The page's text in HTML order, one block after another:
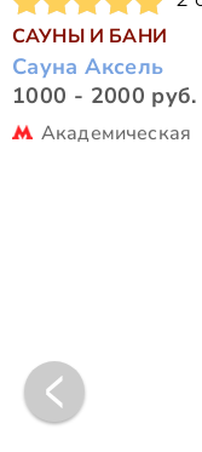
САУНЫ И БАНИ
Сауна Аксель
1000 - 2000 руб.
Академическая